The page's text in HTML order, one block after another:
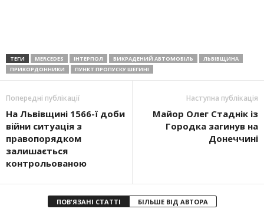
ТЕГИ MERCEDES ІНТЕРПОЛ ВИКРАДЕНИЙ АВТОМОБІЛЬ
ЛЬВІВЩИНА
ПРИКОРДОННИКИ
ПУНКТ ПРОПУСКУ ШЕГИНІ
Попередні публікації
На Львівщині 1566-ї доби
війни ситуація з
правопорядком
залишається
контрольованою
Наступна публікація
Майор Олег Стаднік із
Городка загинув на
Донеччині
ПОВ'ЯЗАНІ СТАТТІ БІЛЬШЕ ВІД АВТОРА